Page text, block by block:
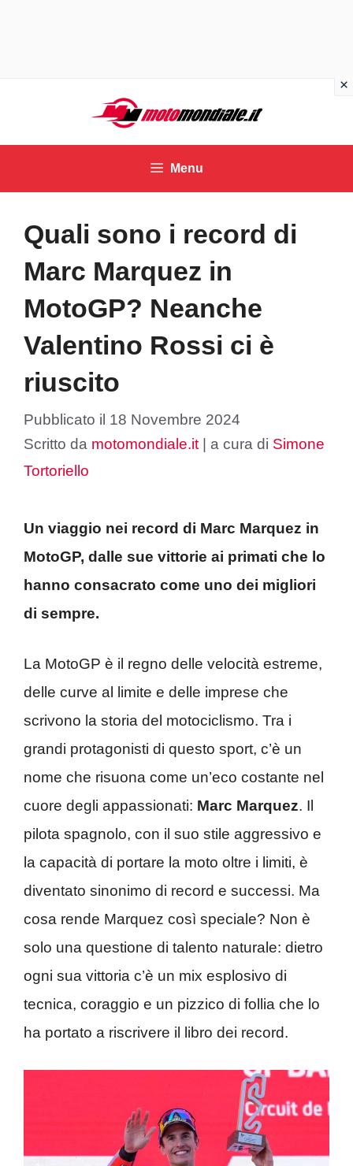
contenuto
Menu
Quali sono i record di
Marc Marquez in
MotoGP? Neanche
Valentino Rossi ci è
riuscito
Pubblicato il 18 Novembre 2024
Scritto da motomondiale.it | a cura di Simone
Tortoriello
Un viaggio nei record di Marc Marquez in
MotoGP, dalle sue vittorie ai primati che lo
hanno consacrato come uno dei migliori
di sempre.
La MotoGP è il regno delle velocità estreme,
delle curve al limite e delle imprese che
scrivono la storia del motociclismo. Tra i
grandi protagonisti di questo sport, c’è un
nome che risuona come un’eco costante nel
cuore degli appassionati: Marc Marquez. Il
pilota spagnolo, con il suo stile aggressivo e
la capacità di portare la moto oltre i limiti, è
diventato sinonimo di record e successi. Ma
cosa rende Marquez così speciale? Non è
solo una questione di talento naturale: dietro
ogni sua vittoria c’è un mix esplosivo di
tecnica, coraggio e un pizzico di follia che lo
ha portato a riscrivere il libro dei record.